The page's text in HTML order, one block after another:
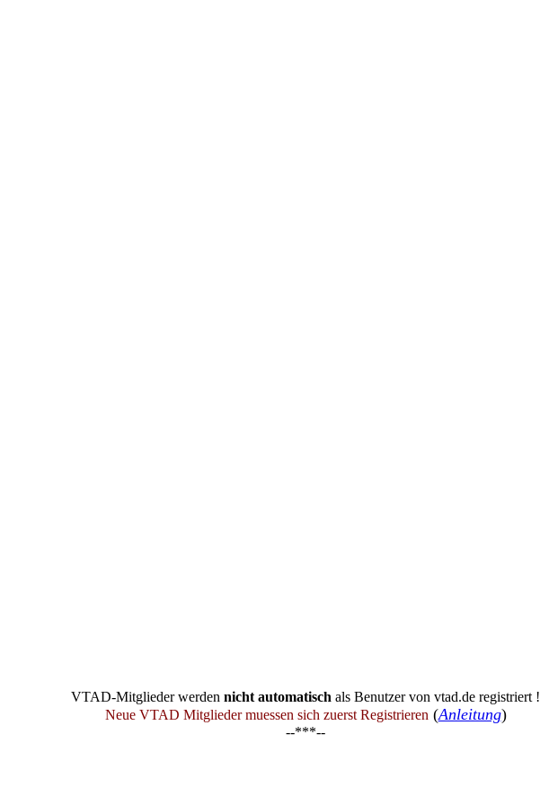
VTAD-Mitglieder werden nicht automatisch als Benutzer von vtad.de registriert !
Neue VTAD Mitglieder muessen sich zuerst Registrieren(Anleitung)
--***--